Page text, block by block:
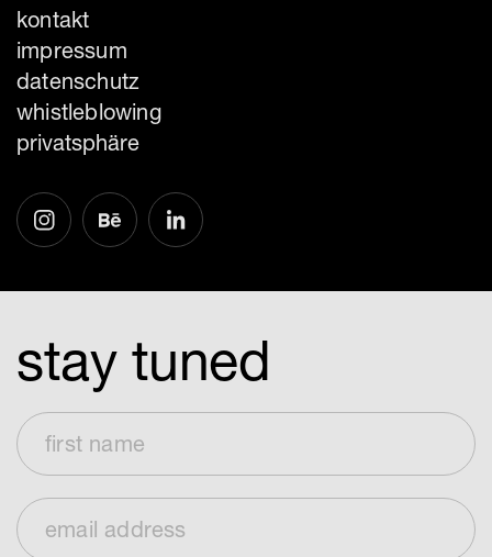
kontakt
impressum
datenschutz
whistleblowing
privatsphäre
stay tuned
First Name
Email Address